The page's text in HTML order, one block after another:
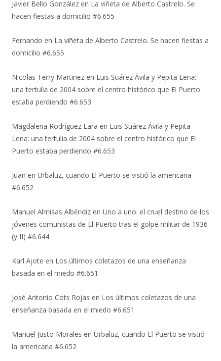
Javier Bello González en La viñeta de Alberto Castrelo. Se
hacen fiestas a domicilio #6.655
Fernando en La viñeta de Alberto Castrelo. Se hacen fiestas a
domicilio #6.655
Nicolas Terry Martinez en Luis Suárez Ávila y Pepita Lena:
una tertulia de 2004 sobre el centro histórico que El Puerto
estaba perdiendo #6.653
Magdalena Rodríguez Lara en Luis Suárez Ávila y Pepita
Lena: una tertulia de 2004 sobre el centro histórico que El
Puerto estaba perdiendo #6.653
Juan en Urbaluz, cuando El Puerto se vistió la americana
#6.652
Manuel Almisas Albéndiz en Uno a uno: el cruel destino de los
jóvenes comunistas de El Puerto tras el golpe militar de 1936
(y II) #6.644
Karl Ajote en Los últimos coletazos de una enseñanza
basada en el miedo #6.651
José Antonio Cots Rojas en Los últimos coletazos de una
enseñanza basada en el miedo #6.651
Manuel Justo Morales en Urbaluz, cuando El Puerto se vistió
la americana #6.652